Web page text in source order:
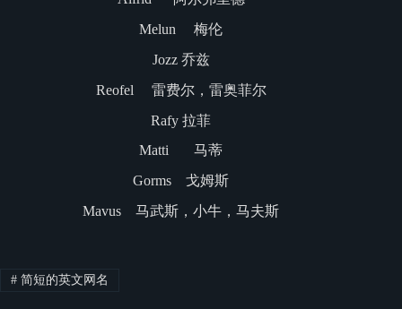
Melun 梅伦
Jozz 乔兹
Reofel 雷费尔，雷奥菲尔
Rafy 拉菲
Matti 马蒂
Gorms 戈姆斯
Mavus 马武斯，小牛，马夫斯
#简短的英文网名